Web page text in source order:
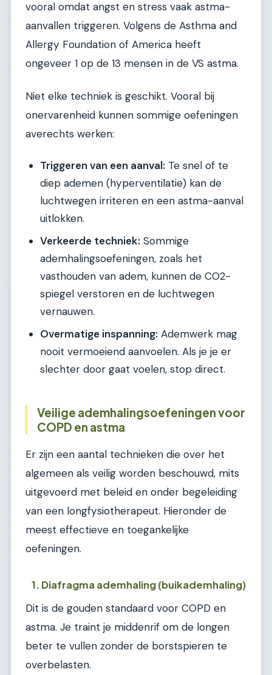
vooral omdat angst en stress vaak astma-
aanvallen triggeren. Volgens de Asthma and
Allergy Foundation of America heeft
ongeveer 1 op de 13 mensen in de VS astma.
Niet elke techniek is geschikt. Vooral bij
onervarenheid kunnen sommige oefeningen
averechts werken:
Triggeren van een aanval: Te snel of te
diep ademen (hyperventilatie) kan de
luchtwegen irriteren en een astma-aanval
uitlokken.
Verkeerde techniek: Sommige
ademhalingsoefeningen, zoals het
vasthouden van adem, kunnen de CO2-
spiegel verstoren en de luchtwegen
vernauwen.
Overmatige inspanning: Ademwerk mag
nooit vermoeiend aanvoelen. Als je je er
slechter door gaat voelen, stop direct.
Veilige ademhalingsoefeningen voor
COPD en astma
Er zijn een aantal technieken die over het
algemeen als veilig worden beschouwd, mits
uitgevoerd met beleid en onder begeleiding
van een longfysiotherapeut. Hieronder de
meest effectieve en toegankelijke
oefeningen.
1. Diafragma ademhaling (buikademhaling)
Dit is de gouden standaard voor COPD en
astma. Je traint je middenrif om de longen
beter te vullen zonder de borstspieren te
overbelasten.